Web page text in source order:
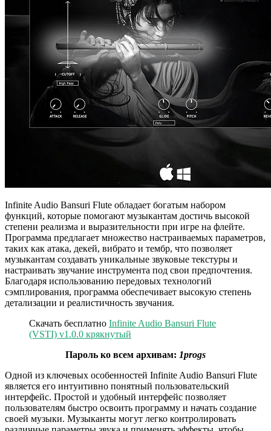
Infinite Audio Bansuri Flute обладает богатым набором
функций, которые помогают музыкантам достичь высокой
степени реализма и выразительности при игре на флейте.
Программа предлагает множество настраиваемых параметров,
таких как атака, декей, вибрато и тембр, что позволяет
музыкантам создавать уникальные звуковые текстуры и
настраивать звучание инструмента под свои предпочтения.
Благодаря использованию передовых технологий
сэмплирования, программа обеспечивает высокую степень
детализации и реалистичность звучания.
Скачать бесплатно Infinite Audio Bansuri Flute
(VSTI) v1.0.0 крякнутый
Пароль ко всем архивам: 1progs
Одной из ключевых особенностей Infinite Audio Bansuri Flute
является его интуитивно понятный пользовательский
интерфейс. Простой и удобный интерфейс позволяет
пользователям быстро освоить программу и начать создание
своей музыки. Музыканты могут легко контролировать